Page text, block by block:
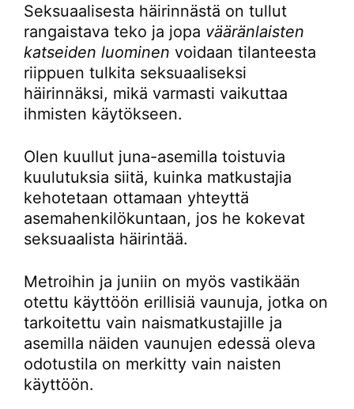
Seksuaalisesta häirinnästä on tullut
rangaistava teko ja jopa vääränlaisten
katseiden luominen voidaan tilanteesta
riippuen tulkita seksuaaliseksi
häirinnäksi, mikä varmasti vaikuttaa
ihmisten käytökseen.
Olen kuullut juna-asemilla toistuvia
kuulutuksia siitä, kuinka matkustajia
kehotetaan ottamaan yhteyttä
asemahenkilökuntaan, jos he kokevat
seksuaalista häirintää.
Metroihin ja juniin on myös vastikään
otettu käyttöön erillisiä vaunuja, jotka on
tarkoitettu vain naismatkustajille ja
asemilla näiden vaunujen edessä oleva
odotustila on merkitty vain naisten
käyttöön.